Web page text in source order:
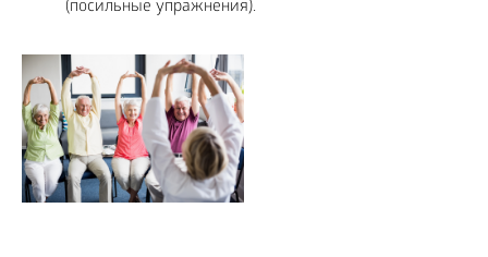
(посильные упражнения).